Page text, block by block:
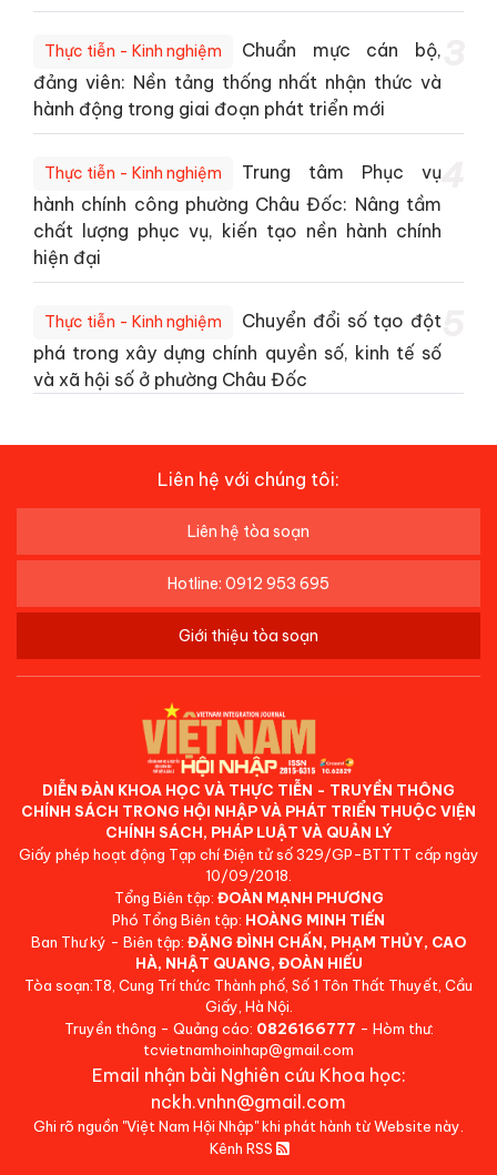
Thực tiễn - Kinh nghiệm
Chuẩn mực cán bộ,
đảng viên: Nền tảng thống nhất nhận thức và
hành động trong giai đoạn phát triển mới
Thực tiễn - Kinh nghiệm
Trung tâm Phục vụ
hành chính công phường Châu Đốc: Nâng tầm
chất lượng phục vụ, kiến tạo nền hành chính
hiện đại
4
Thực tiễn - Kinh nghiệm
Chuyển đổi số tạo đột
phá trong xây dựng chính quyền số, kinh tế số
và xã hội số ở phường Châu Đốc
Liên hệ với chúng tôi:
Liên hệ tòa soạn
Hotline: 0912 953 695
Giới thiệu tòa soạn
DIỄN ĐÀN KHOA HỌC VÀ THỰC TIỄN - TRUYỀN THÔNG
CHÍNH SÁCH TRONG HỘI NHẬP VÀ PHÁT TRIỂN THUỘC VIỆN
CHÍNH SÁCH, PHÁP LUẬT VÀ QUẢN LÝ
Giấy phép hoạt động Tạp chí Điện tử số 329/GP-BTTTT cấp ngày
10/09/2018.
Tổng Biên tập: ĐOÀN MẠNH PHƯƠNG
Phó Tổng Biên tập: HOÀNG MINH TIẾN
Ban Thư ký - Biên tập: ĐẶNG ĐÌNH CHẤN, PHẠM THỦY, CAO
HÀ, NHẬT QUANG, ĐOÀN HIẾU
Tòa soạn:T8, Cung Trí thức Thành phố, Số 1 Tôn Thất Thuyết, Cầu
Giấy, Hà Nội.
Truyền thông - Quảng cáo: 0826166777 - Hòm thư:
tcvietnamhoinhap@gmail.com
Email nhận bài Nghiên cứu Khoa học:
nckh.vnhn@gmail.com
Ghi rõ nguồn "Việt Nam Hội Nhập" khi phát hành từ Website này.
Kênh RSS